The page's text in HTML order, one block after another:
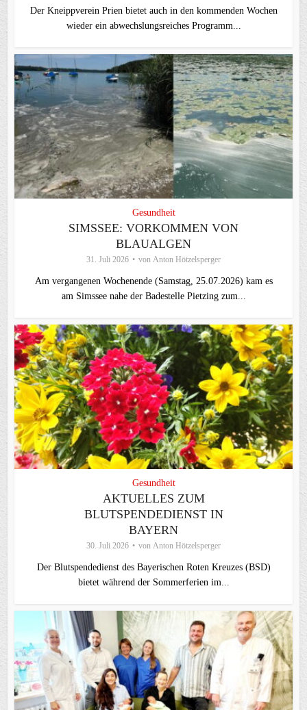
Der Kneippverein Prien bietet auch in den kommenden Wochen
wieder ein abwechslungsreiches Programm...
Gesundheit
SIMSSEE: VORKOMMEN VON
BLAUALGEN
31. Juli 2026 von Anton Hötzelsperger
Am vergangenen Wochenende (Samstag, 25.07.2026) kam es
am Simssee nahe der Badestelle Pietzing zum...
Gesundheit
AKTUELLES ZUM
BLUTSPENDEDIENST IN
BAYERN
30. Juli 2026 von Anton Hötzelsperger
Der Blutspendedienst des Bayerischen Roten Kreuzes (BSD)
bietet während der Sommerferien im...